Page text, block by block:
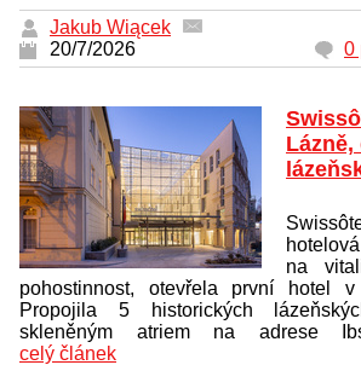
Jakub Wiącek
20/7/2026
0
Lázně,
na
pohostinnost, otevřela první hotel
Propojila 5 historických
skleněným atriem na adrese
celý článek